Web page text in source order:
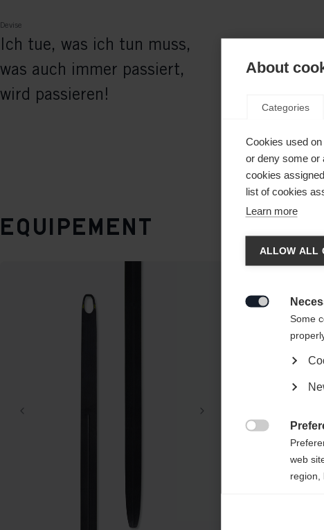
Devise
Ich tue, was ich tun muss,
was auch immer passiert,
wird passieren!
Equipement
United
About
Categories
Cookies used
or deny some or
cookies
list of cookies
Learn more
ALLOW ALL
Some
web
region,